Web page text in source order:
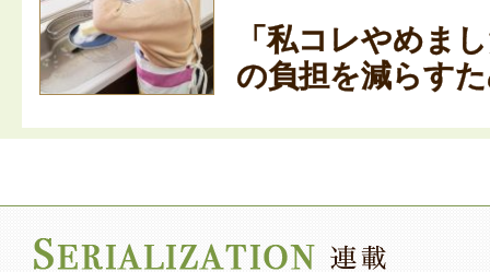
「私コレやめま
の負担を減らす